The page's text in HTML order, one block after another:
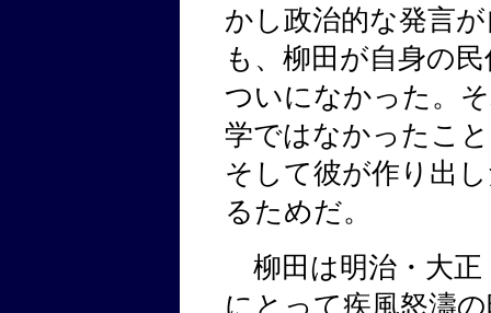
かし政治的な発言
も、柳田が自身の
ついになかった。
学ではなかったこ
そして彼が作り出
るためだ。
柳田は明治・大正
にとって疾風怒濤